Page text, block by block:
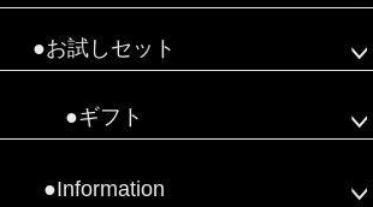
●お試しセット
●ギフト
●Information